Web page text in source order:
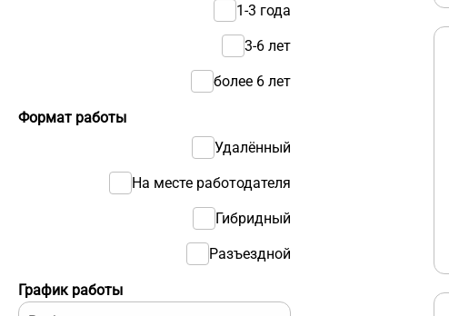
1-3 года
3-6 лет
более 6 лет
График работы
Формат работы
Удалённый
На месте работодателя
Гибридный
Разъездной